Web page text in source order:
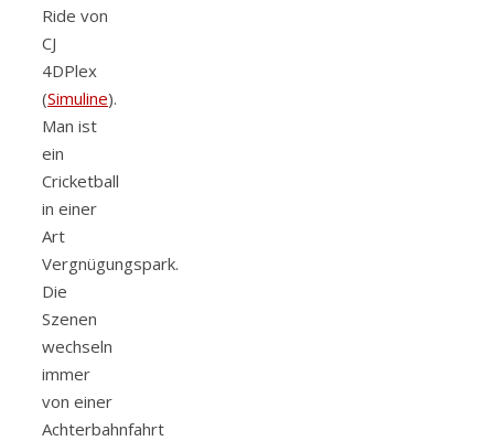
Ride von
CJ
4DPlex
(Simuline).
Man ist
ein
Cricketball
in einer
Art
Vergnügungspark.
Die
Szenen
wechseln
immer
von einer
Achterbahnfahrt